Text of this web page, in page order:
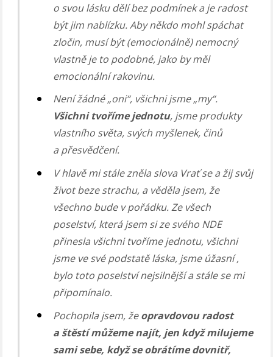
o svou lásku dělí bez podmínek a je radost
být jim nablízku. Aby někdo mohl spáchat
zločin, musí být (emocionálně) nemocný
vlastně je to podobné, jako by měl
emocionální rakovinu.
Není žádné „oni“, všichni jsme „my“.
Všichni tvoříme jednotu, jsme produkty
vlastního světa, svých myšlenek, činů
a přesvědčení.
V hlavě mi stále zněla slova Vrať se a žij svůj
život beze strachu, a věděla jsem, že
všechno bude v pořádku. Ze všech
poselství, která jsem si ze svého NDE
přinesla všichni tvoříme jednotu, všichni
jsme ve své podstatě láska, jsme úžasní ,
bylo toto poselství nejsilnější a stále se mi
připomínalo.
Pochopila jsem, žeopravdovou radost
a štěstí můžeme najít, jen když milujeme
sami sebe, když se obrátíme dovnitř,